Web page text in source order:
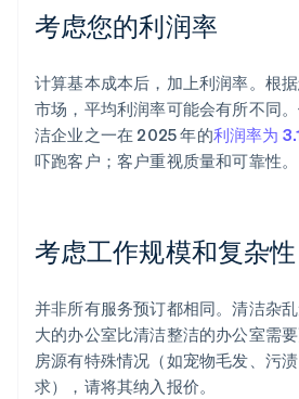
考虑您的利润率
计算基本成本后，加上利润率。根
市场，平均利润率可能会有所不同
洁企业之一在 2025 年的利润率为
吓跑客户；客户重视质量和可靠性。
考虑工作规模和复杂性
并非所有服务预订都相同。清洁杂
大的办公室比清洁整洁的办公室需
房源有特殊情况（如宠物毛发、污
求），请将其纳入报价。